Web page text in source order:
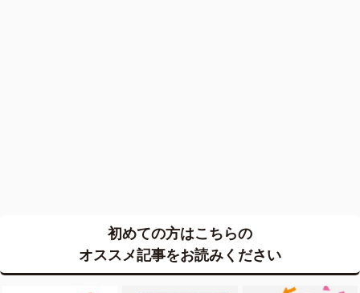
初めての方はこちらの
オススメ記事をお読みください